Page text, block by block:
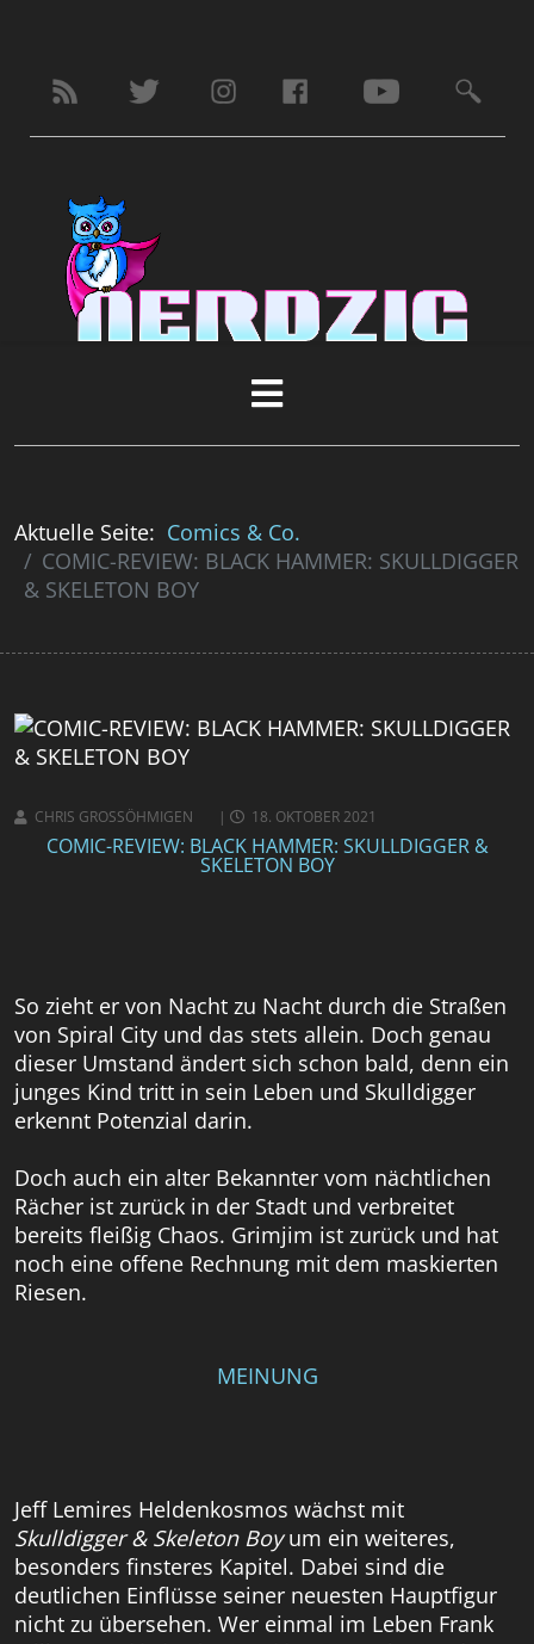
Aktuelle Seite: Comics & Co.
COMIC-REVIEW: BLACK HAMMER: SKULLDIGGER
& SKELETON BOY
CHRIS GROSSÖHMIGEN 18. OKTOBER 2021
COMIC-REVIEW: BLACK HAMMER: SKULLDIGGER &
SKELETON BOY
So zieht er von Nacht zu Nacht durch die Straßen
von Spiral City und das stets allein. Doch genau
dieser Umstand ändert sich schon bald, denn ein
junges Kind tritt in sein Leben und Skulldigger
erkennt Potenzial darin.
Doch auch ein alter Bekannter vom nächtlichen
Rächer ist zurück in der Stadt und verbreitet
bereits fleißig Chaos. Grimjim ist zurück und hat
noch eine offene Rechnung mit dem maskierten
Riesen.
MEINUNG
Jeff Lemires Heldenkosmos wächst mit
Skulldigger & Skeleton Boyum ein weiteres,
besonders finsteres Kapitel. Dabei sind die
deutlichen Einflüsse seiner neuesten Hauptfigur
nicht zu übersehen. Wer einmal im Leben Frank